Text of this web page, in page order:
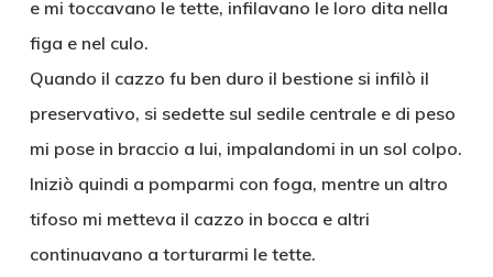
e mi toccavano le tette, infilavano le loro dita nella
figa e nel culo.
Quando il cazzo fu ben duro il bestione si infilò il
preservativo, si sedette sul sedile centrale e di peso
mi pose in braccio a lui, impalandomi in un sol colpo.
Iniziò quindi a pomparmi con foga, mentre un altro
tifoso mi metteva il cazzo in bocca e altri
continuavano a torturarmi le tette.